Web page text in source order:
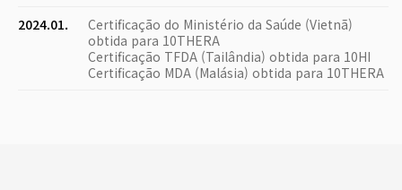
2024.01.
Certificação do Ministério da Saúde (Vietnã)
obtida para 10THERA
Certificação TFDA (Tailândia) obtida para 10HI
Certificação MDA (Malásia) obtida para 10THERA